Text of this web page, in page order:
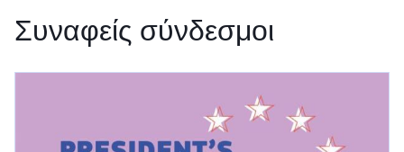
Συναφείς σύνδεσμοι